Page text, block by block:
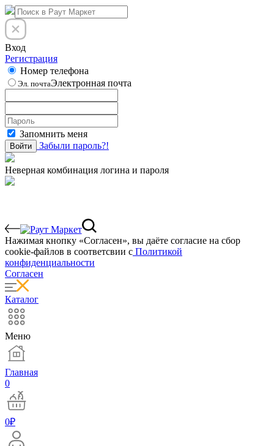
Вход
Регистрация
Номер телефона
Эл. почтаЭлектронная почта
Запомнить меня
Войти Забыли пароль?!
Неверная комбинация логина и пароля
Нажимая кнопку «Согласен», вы даёте cогласие на сбор
cookie-файлов в соответсвии с Политикой
конфиденциальности
Согласен
Каталог
Меню
Главная
0
0₽